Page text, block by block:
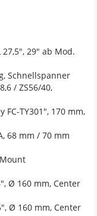
27,5", 29" ab Mod.
Schnellspanner
/ ZS56/40,
FC-TY301", 170 mm,
68 mm / 70 mm
Ø 160 mm, Center
Ø 160 mm, Center